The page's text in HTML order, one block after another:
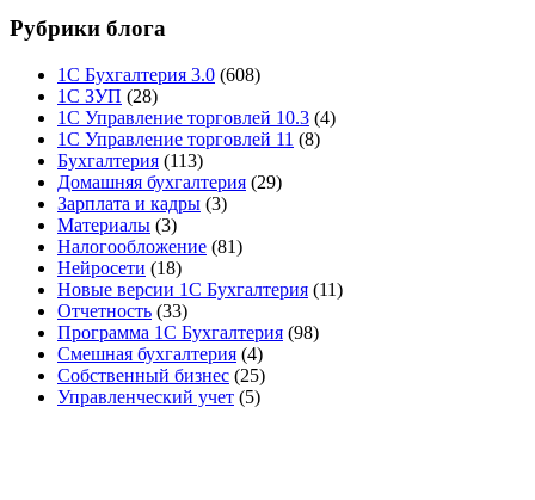
Рубрики блога
1С Бухгалтерия 3.0 (608)
1С ЗУП (28)
1С Управление торговлей 10.3 (4)
1С Управление торговлей 11 (8)
Бухгалтерия (113)
Домашняя бухгалтерия (29)
Зарплата и кадры (3)
Материалы (3)
Налогообложение (81)
Нейросети (18)
Новые версии 1С Бухгалтерия (11)
Отчетность (33)
Программа 1С Бухгалтерия (98)
Смешная бухгалтерия (4)
Собственный бизнес (25)
Управленческий учет (5)